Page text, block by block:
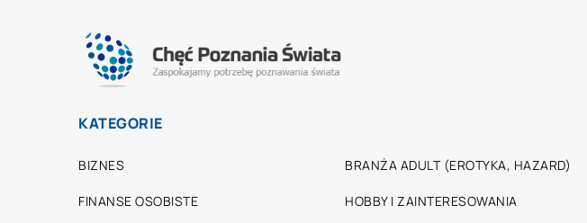
KATEGORIE
BIZNES BRANŻA ADULT (EROTYKA, HAZARD)
FINANSE OSOBISTE HOBBY I ZAINTERESOWANIA